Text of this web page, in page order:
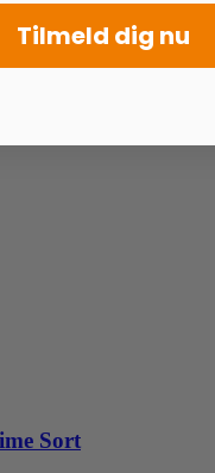
Sort
Tilmeld dig nu